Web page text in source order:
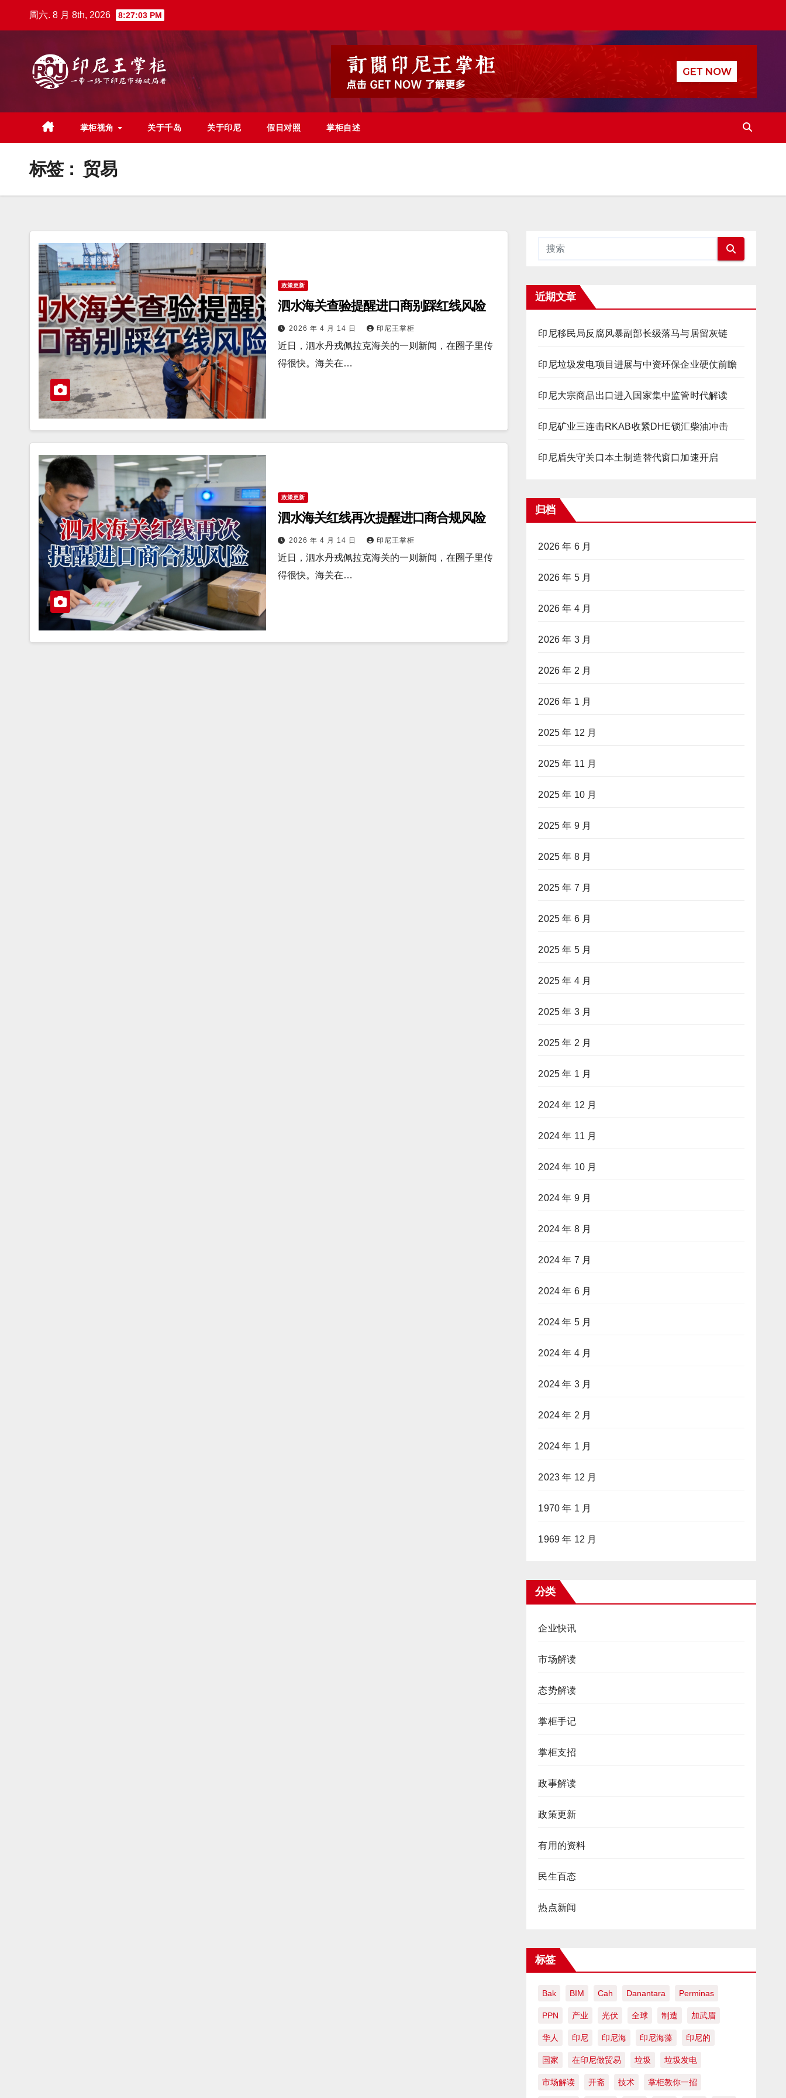
周六. 8 月 8th, 2026 8:27:05 PM
掌柜视角 关于千岛 关于印尼 假日对照 掌柜自述
标签： 贸易
政策更新
泗水海关查验提醒进口商别踩红线风险
2026 年 4 月 14 日 印尼王掌柜
近日，泗水丹戎佩拉克海关的一则新闻，在圈子里传
得很快。海关在…
政策更新
泗水海关红线再次提醒进口商合规风险
2026 年 4 月 14 日 印尼王掌柜
近日，泗水丹戎佩拉克海关的一则新闻，在圈子里传
得很快。海关在…
近期文章
印尼移民局反腐风暴副部长级落马与居留灰链
印尼垃圾发电项目进展与中资环保企业硬仗前瞻
印尼大宗商品出口进入国家集中监管时代解读
印尼矿业三连击RKAB收紧DHE锁汇柴油冲击
印尼盾失守关口本土制造替代窗口加速开启
归档
2026 年 6 月
2026 年 5 月
2026 年 4 月
2026 年 3 月
2026 年 2 月
2026 年 1 月
2025 年 12 月
2025 年 11 月
2025 年 10 月
2025 年 9 月
2025 年 8 月
2025 年 7 月
2025 年 6 月
2025 年 5 月
2025 年 4 月
2025 年 3 月
2025 年 2 月
2025 年 1 月
2024 年 12 月
2024 年 11 月
2024 年 10 月
2024 年 9 月
2024 年 8 月
2024 年 7 月
2024 年 6 月
2024 年 5 月
2024 年 4 月
2024 年 3 月
2024 年 2 月
2024 年 1 月
2023 年 12 月
1970 年 1 月
1969 年 12 月
分类
企业快讯
市场解读
态势解读
掌柜手记
掌柜支招
政事解读
政策更新
有用的资料
民生百态
热点新闻
标签
Bak BIM Cah Danantara Perminas
PPN 产业 光伏 全球 制造 加武眉
华人 印尼 印尼海 印尼海藻 印尼的
国家 在印尼做贸易 垃圾 垃圾发电
市场解读 开斋 技术 掌柜教你一招